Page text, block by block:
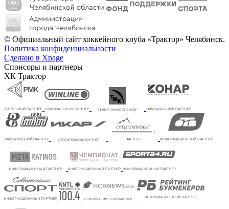
© Официальный сайт хоккейного клуба «Трактор» Челябинск.
Политика конфиденциальности
Сделано в Xpage
Спонсоры и партнеры
ХК Трактор